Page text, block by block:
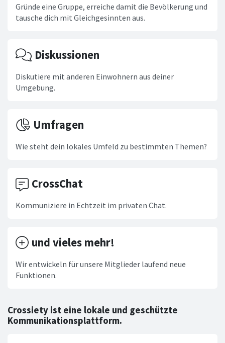
Gründe eine Gruppe, erreiche damit die Bevölkerung und
tausche dich mit Gleichgesinnten aus.
Diskussionen
Diskutiere mit anderen Einwohnern aus deiner
Umgebung.
Umfragen
Wie steht dein lokales Umfeld zu bestimmten Themen?
CrossChat
Kommuniziere in Echtzeit im privaten Chat.
und vieles mehr!
Wir entwickeln für unsere Mitglieder laufend neue
Funktionen.
Crossiety ist eine lokale und geschützte
Kommunikationsplattform.